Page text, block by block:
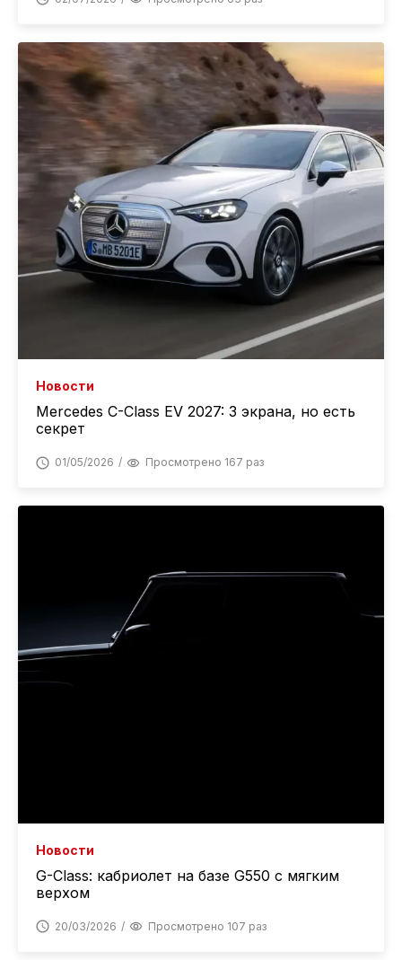
Новости
Mercedes C-Class EV 2027: 3 экрана, но есть
секрет
01/05/2026 Просмотрено 167 раз
Новости
G-Class: кабриолет на базе G550 с мягким
верхом
20/03/2026 Просмотрено 107 раз